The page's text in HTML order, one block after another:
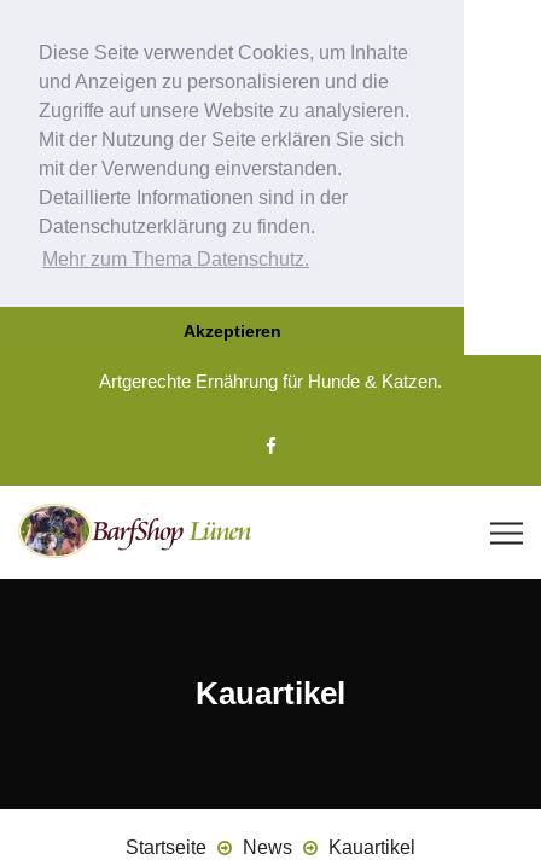
Diese Seite verwendet Cookies, um Inhalte
und Anzeigen zu personalisieren und die
Zugriffe auf unsere Website zu analysieren.
Mit der Nutzung der Seite erklären Sie sich
mit der Verwendung einverstanden.
Detaillierte Informationen sind in der
Datenschutzerklärung zu finden.
Mehr zum Thema Datenschutz.
Akzeptieren
Artgerechte Ernährung für Hunde & Katzen.
Kauartikel
Startseite News Kauartikel